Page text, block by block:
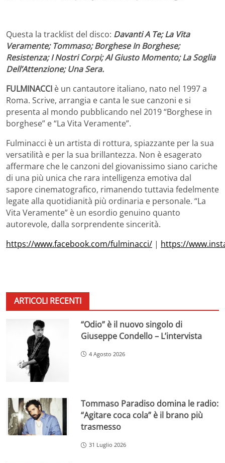
Questa la tracklist del disco: Davanti A Te; La Vita
Veramente; Tommaso; Borghese In Borghese;
Resistenza; I Nostri Corpi; Al Giusto Momento; La Soglia
Dell’Attenzione; Una Sera.
FULMINACCI è un cantautore italiano, nato nel 1997 a
Roma. Scrive, arrangia e canta le sue canzoni e si
presenta al mondo pubblicando nel 2019 “Borghese in
borghese” e “La Vita Veramente”.
Fulminacci è un artista di rottura, spiazzante per la sua
versatilità e per la sua brillantezza. Non è esagerato
affermare che le canzoni del giovanissimo siano cariche
di una più unica che rara intelligenza emotiva dal
sapore cinematografico, rimanendo tuttavia fedelmente
legate alla quotidianità più ordinaria e personale. “La
Vita Veramente” è un esordio genuino quanto
autorevole, dalla sorprendente sincerità.
https://www.facebook.com/fulminacci/ | https://
ARTICOLI RECENTI
“Odio” è il nuovo singolo di
Giuseppe Condello – L’intervista
4 Agosto 2026
Tommaso Paradiso domina le radio:
“Agitare coca cola” è il brano più
trasmesso
31 Luglio 2026